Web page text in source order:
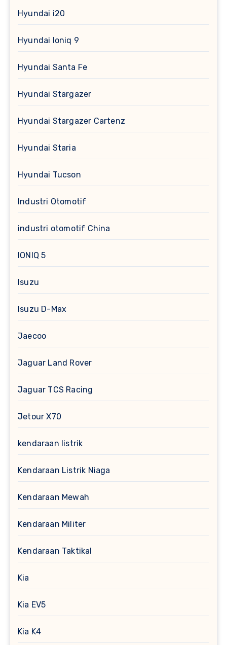
Hyundai i20
Hyundai Ioniq 9
Hyundai Santa Fe
Hyundai Stargazer
Hyundai Stargazer Cartenz
Hyundai Staria
Hyundai Tucson
Industri Otomotif
industri otomotif China
IONIQ 5
Isuzu
Isuzu D-Max
Jaecoo
Jaguar Land Rover
Jaguar TCS Racing
Jetour X70
kendaraan listrik
Kendaraan Listrik Niaga
Kendaraan Mewah
Kendaraan Militer
Kendaraan Taktikal
Kia
Kia EV5
Kia K4